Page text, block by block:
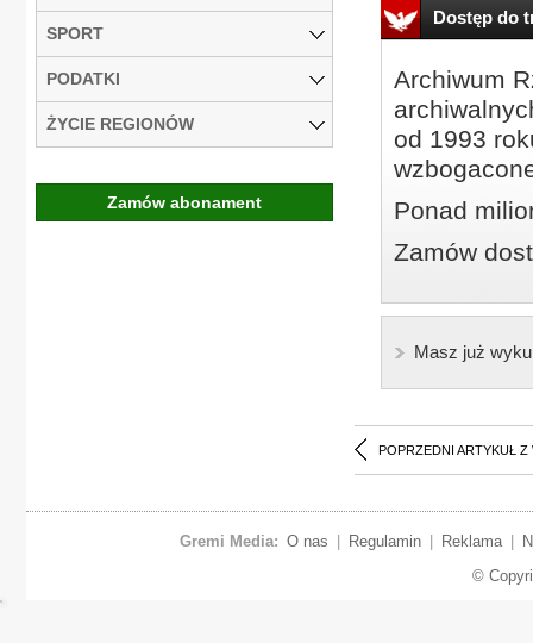
Dostęp do
Archiwum
od 1993
Ponad
Zamów
Masz już
POPRZEDNI ARTYKUŁ Z
SPORT
PODATKI
ŻYCIE REGIONÓW
Zamów abonament
Gremi Media: O nas Regulamin Reklama
©